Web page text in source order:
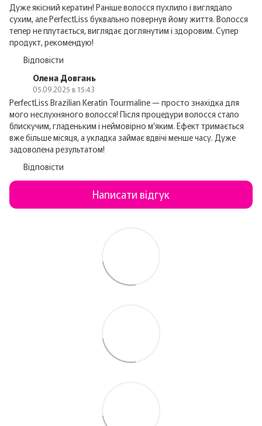
Дуже якісний кератин! Раніше волосся пухлило і виглядало
сухим, але PerfectLiss буквально повернув йому життя. Волосся
тепер не плутається, виглядає доглянутим і здоровим. Супер
продукт, рекомендую!
Відповісти
Олена Довгань
05.09.2025 в 15:43
PerfectLiss Brazilian Keratin Tourmaline — просто знахідка для
мого неслухняного волосся! Після процедури волосся стало
блискучим, гладеньким і неймовірно м’яким. Ефект тримається
вже більше місяця, а укладка займає вдвічі менше часу. Дуже
задоволена результатом!
Відповісти
Написати відгук